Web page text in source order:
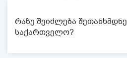
რაზე შეიძლება
საქართველო?